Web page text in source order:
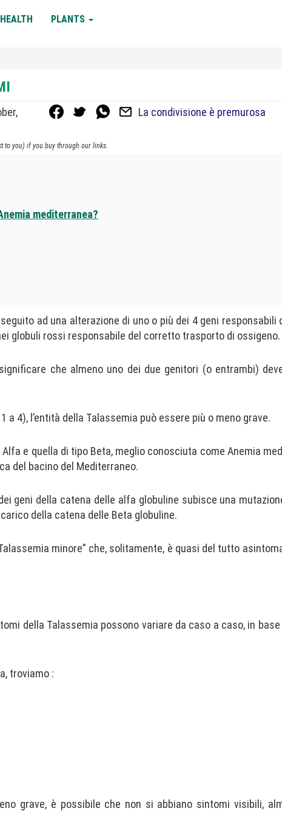
HEALTH PLANTS
La condivisione è premurosa
to you) if you buy through our links.
mediterranea?
ad una alterazione di uno o più dei 4 geni responsabili
globuli rossi responsabile del corretto trasporto di ossigeno.
che almeno uno dei due genitori (o entrambi)
4), l’entità della Talassemia può essere più o meno grave.
e quella di tipo Beta, meglio conosciuta come Anemia
del bacino del Mediterraneo.
geni della catena delle alfa globuline subisce una
della catena delle Beta globuline.
minore” che, solitamente, è quasi del tutto
della Talassemia possono variare da caso a caso, in
troviamo :
grave, è possibile che non si abbiano sintomi visibili,